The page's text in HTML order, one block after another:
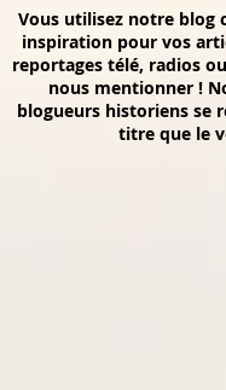
Vous utilisez notre blog
inspiration pour vos
reportages télé, radios
nous mentionner !
blogueurs historiens se
titre que le